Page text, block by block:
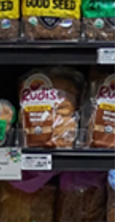
，今年第二季度美國實際國內
率計算環比增長1.5%，低於市
國今年第二季度經濟環比增長
2.1%的增長率。第二季度經濟
支出拉動，較第壹季度增速放
的增長以及政府投資的減少。
瓊斯指數報收52485.03點，本
份累計上漲0.32%；納斯達克
本週累計上漲1.59%，7月份累
指數報收7489.72點，本週累